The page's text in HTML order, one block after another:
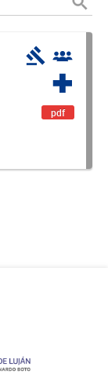
pdf